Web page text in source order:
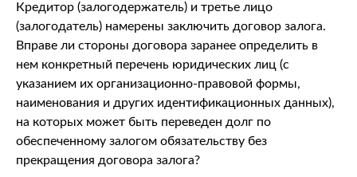
Кредитор (залогодержатель) и третье лицо
(залогодатель) намерены заключить договор залога.
Вправе ли стороны договора заранее определить в
нем конкретный перечень юридических лиц (с
указанием их организационно-правовой формы,
наименования и других идентификационных данных),
на которых может быть переведен долг по
обеспеченному залогом обязательству без
прекращения договора залога?